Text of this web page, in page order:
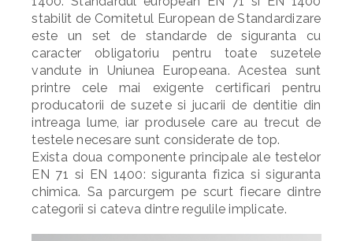
stabilit de Comitetul European de Standardizare
este un set de standarde de siguranta cu
caracter obligatoriu pentru toate suzetele
vandute in Uniunea Europeana. Acestea sunt
printre cele mai exigente certificari pentru
producatorii de suzete si jucarii de dentitie din
intreaga lume, iar produsele care au trecut de
testele necesare sunt considerate de top.
Exista doua componente principale ale testelor
EN 71 si EN 1400: siguranta fizica si siguranta
chimica. Sa parcurgem pe scurt fiecare dintre
categorii si cateva dintre regulile implicate.